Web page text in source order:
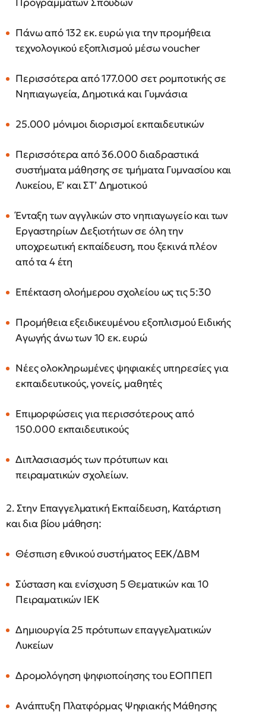
Πάνω από 132 εκ. ευρώ για την προμήθεια
τεχνολογικού εξοπλισμού μέσω voucher
Περισσότερα από 177.000 σετ ρομποτικής σε
Νηπιαγωγεία, Δημοτικά και Γυμνάσια
25.000 μόνιμοι διορισμοί εκπαιδευτικών
Περισσότερα από 36.000 διαδραστικά
συστήματα μάθησης σε τμήματα Γυμνασίου και
Λυκείου, Ε’ και ΣΤ’ Δημοτικού
Ένταξη των αγγλικών στο νηπιαγωγείο και των
Εργαστηρίων Δεξιοτήτων σε όλη την
υποχρεωτική εκπαίδευση, που ξεκινά πλέον
από τα 4 έτη
Επέκταση ολοήμερου σχολείου ως τις 5:30
Προμήθεια εξειδικευμένου εξοπλισμού Ειδικής
Αγωγής άνω των 10 εκ. ευρώ
Νέες ολοκληρωμένες ψηφιακές υπηρεσίες για
εκπαιδευτικούς, γονείς, μαθητές
Επιμορφώσεις για περισσότερους από
150.000 εκπαιδευτικούς
Διπλασιασμός των πρότυπων και
πειραματικών σχολείων.
2. Στην Επαγγελματική Εκπαίδευση, Κατάρτιση
και δια βίου μάθηση:
Θέσπιση εθνικού συστήματος ΕΕΚ/ΔΒΜ
Σύσταση και ενίσχυση 5 Θεματικών και 10
Πειραματικών ΙΕΚ
Δημιουργία 25 πρότυπων επαγγελματικών
Λυκείων
Δρομολόγηση ψηφιοποίησης του ΕΟΠΠΕΠ
Ανάπτυξη Πλατφόρμας Ψηφιακής Μάθησης